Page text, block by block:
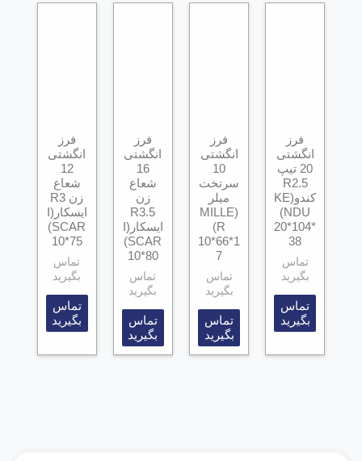
فرز
انگشتی
20 تیپ
R2.5
کندو(KE
NDU)
20*104*
38
تماس
بگیرید
تماس
بگیرید
فرز
انگشتی
10
سرتخت
میلر
(MILLE
R)
10*66*1
7
تماس
بگیرید
تماس
بگیرید
فرز
انگشتی
16
شعاع
زن
R3.5
ایسکار(I
SCAR)
10*80
تماس
بگیرید
تماس
بگیرید
فرز
انگشتی
12
شعاع
زن R3
ایسکار(I
SCAR)
10*75
تماس
بگیرید
تماس
بگیرید